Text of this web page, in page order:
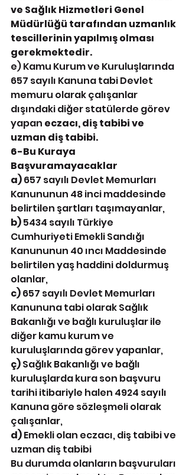
ve Sağlık Hizmetleri Genel
Müdürlüğü tarafından uzmanlık
tescillerinin yapılmış olması
gerekmektedir.
e) Kamu Kurum ve Kuruluşlarında
657 sayılı Kanuna tabi Devlet
memuru olarak çalışanlar
dışındaki diğer statülerde görev
yapan eczacı, diş tabibi ve
uzman diş tabibi.
6-Bu Kuraya
Başvuramayacaklar
a) 657 sayılı Devlet Memurları
Kanununun 48 inci maddesinde
belirtilen şartları taşımayanlar,
b) 5434 sayılı Türkiye
Cumhuriyeti Emekli Sandığı
Kanununun 40 ıncı Maddesinde
belirtilen yaş haddini doldurmuş
olanlar,
c) 657 sayılı Devlet Memurları
Kanununa tabi olarak Sağlık
Bakanlığı ve bağlı kuruluşlar ile
diğer kamu kurum ve
kuruluşlarında görev yapanlar,
ç) Sağlık Bakanlığı ve bağlı
kuruluşlarda kura son başvuru
tarihi itibariyle halen 4924 sayılı
Kanuna göre sözleşmeli olarak
çalışanlar,
d) Emekli olan eczacı, diş tabibi ve
uzman diş tabibi
Bu durumda olanların başvuruları